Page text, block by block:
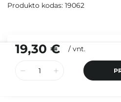
19,30 € / vnt.
Produkto kodas: 19062